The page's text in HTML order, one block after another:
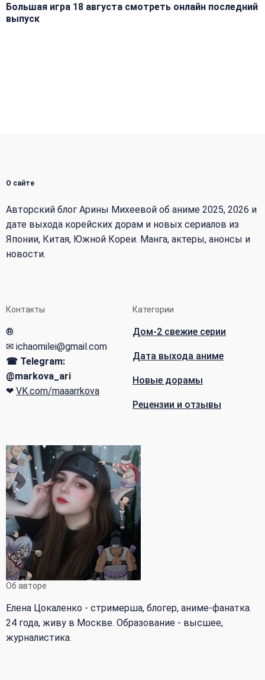
Большая игра 18 августа смотреть онлайн последний
выпуск
О сайте
Авторский блог Арины Михеевой об аниме 2025, 2026 и
дате выхода корейских дорам и новых сериалов из
Японии, Китая, Южной Кореи. Манга, актеры, анонсы и
новости.
Контакты
®
✉ ichaomilei@gmail.com
☎ Telegram:
@markova_ari
❤ VK.com/maaarrkova
Категории
Дом-2 свежие серии
Дата выхода аниме
Новые дорамы
Рецензии и отзывы
Об авторе
Елена Цокаленко - стримерша, блогер, аниме-фанатка.
24 года, живу в Москве. Образование - высшее,
журналистика.